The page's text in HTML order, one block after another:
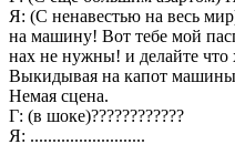
Я: (С ненавестью на весь
на машину! Вот тебе мой
нах не нужны! и делайте что
Выкидывая на капот
Немая сцена.
Г: (в шоке)????????????
Я: ..........................